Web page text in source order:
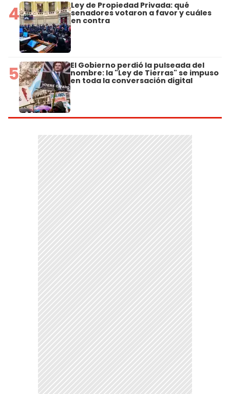
4 Ley de Propiedad Privada: qué
senadores votaron a favor y cuáles
en contra
5 El Gobierno perdió la pulseada del
nombre: la "Ley de Tierras" se impuso
en toda la conversación digital